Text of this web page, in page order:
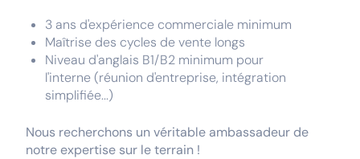
3 ans d'expérience commerciale minimum
Maîtrise des cycles de vente longs
Niveau d'anglais B1/B2 minimum pour
l'interne (réunion d'entreprise, intégration
simplifiée...)
Nous recherchons un véritable ambassadeur de
notre expertise sur le terrain !